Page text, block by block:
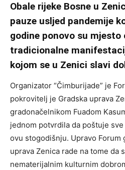
Obale rijeke Bosne u
pauze usljed pandemije
godine ponovo su mjesto
tradicionalne
kojom se u Zenici slavi
Organizator “Čimburijade” je
pokrovitelj je Gradska uprava
gradonačelnikom Fuadom
jednom potvrdila da poštuje
ovu stogodišnju. Upravo Forum
uprava Zenica rade na tome da
nematerijalnim kulturnim